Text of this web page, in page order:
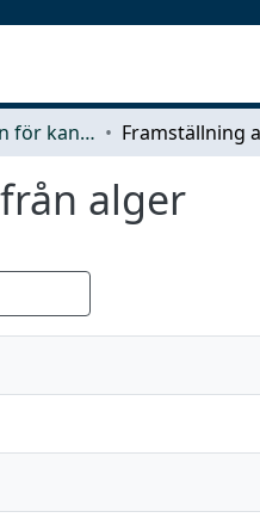
Examensarbeten för kandidatexamen
alger